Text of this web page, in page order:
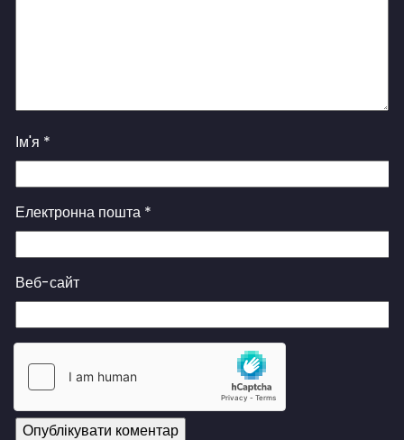
Ім'я *
Електронна пошта *
Веб-сайт